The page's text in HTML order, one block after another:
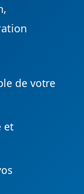
de votre
et